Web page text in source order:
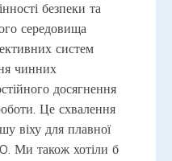
безпеки та
середовища
систем
чинних
досягнення
Це схвалення
віху для плавної
Ми також хотіли б